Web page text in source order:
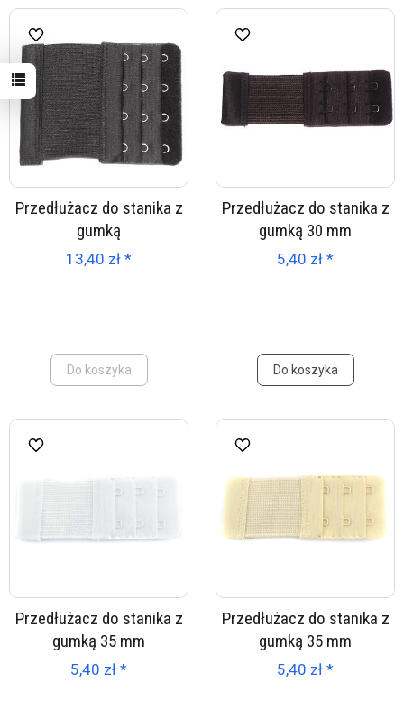
Przedłużacz do stanika z
gumką
13,40 zł *
Do koszyka
Przedłużacz do stanika z
gumką 30 mm
5,40 zł *
Do koszyka
Przedłużacz do stanika z
gumką 35 mm
5,40 zł *
Przedłużacz do stanika z
gumką 35 mm
5,40 zł *